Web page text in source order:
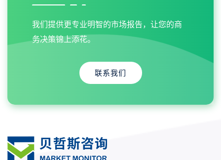
我们提供更专业明智的市场报告，让您的商
务决策锦上添花。
联系我们